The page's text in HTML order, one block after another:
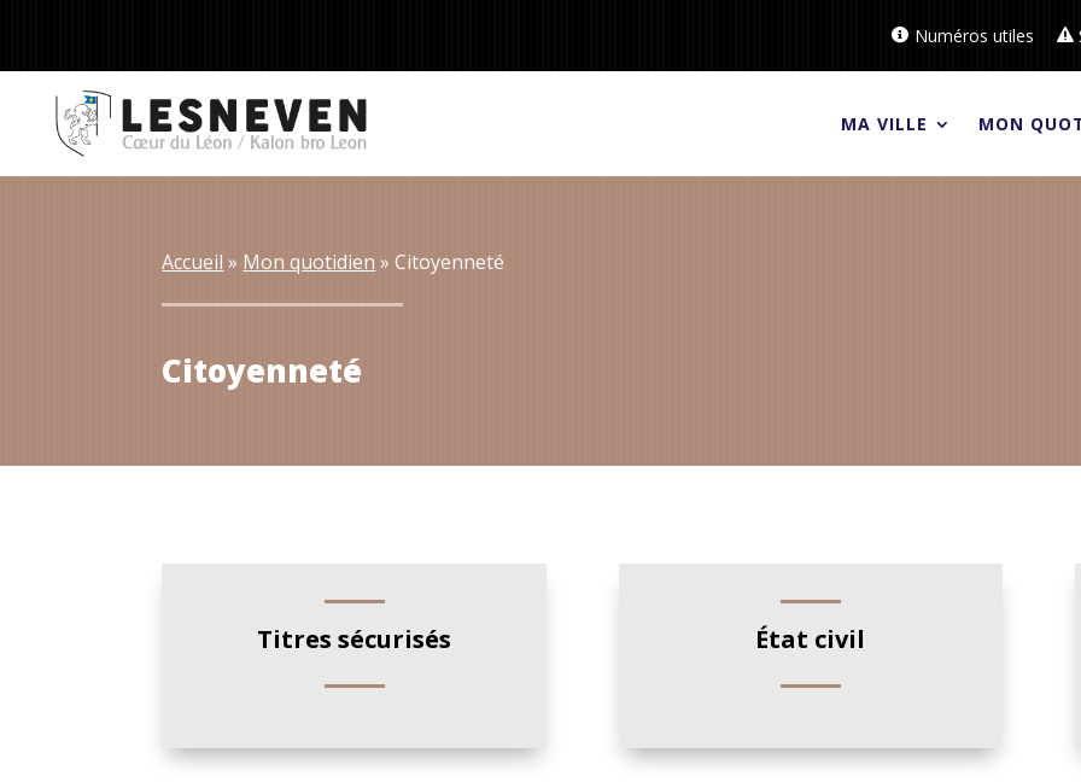
Numéros utiles
MA VILLE MON
Accueil » Mon quotidien » Citoyenneté
Citoyenneté
Titres sécurisés État civil